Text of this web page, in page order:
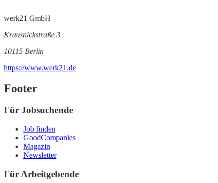
werk21 GmbH
Krausnickstraße 3
10115 Berlin
https://www.werk21.de
Footer
Für Jobsuchende
Job finden
GoodCompanies
Magazin
Newsletter
Für Arbeitgebende